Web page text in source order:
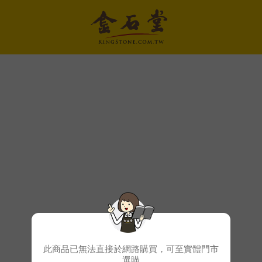
此商品已無法直接於網路購買，可至實體門市
選購